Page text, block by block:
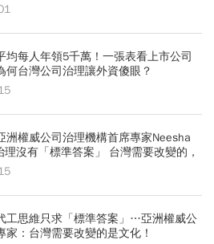
均每人年領5千萬！一張表看上市公司
何台灣公司治理讓外資傻眼？
洲權威公司治理機構首席專家Neesha
沒有「標準答案」 台灣需要改變的，
工思維只求「標準答案」…亞洲權威公
家：台灣需要改變的是文化！